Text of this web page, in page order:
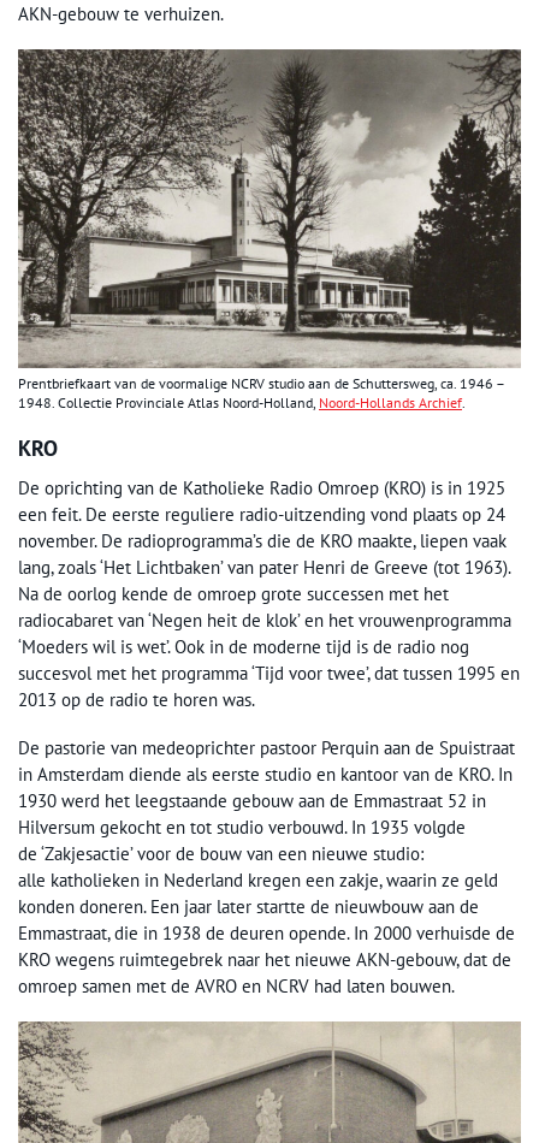
AKN-gebouw te verhuizen.
Prentbriefkaart van de voormalige NCRV studio aan de Schuttersweg, ca. 1946 –
1948. Collectie Provinciale Atlas Noord-Holland, Noord-Hollands Archief
KRO
De oprichting van de Katholieke Radio Omroep (KRO) is in 1925
een feit. De eerste reguliere radio-uitzending vond plaats op 24
november. De radioprogramma’s die de KRO maakte, liepen vaak
lang, zoals ‘Het Lichtbaken’ van pater Henri de Greeve (tot 1963).
Na de oorlog kende de omroep grote successen met het
radiocabaret van ‘Negen heit de klok’ en het vrouwenprogramma
‘Moeders wil is wet’. Ook in de moderne tijd is de radio nog
succesvol met het programma ‘Tijd voor twee’, dat tussen 1995 en
2013 op de radio te horen was.
De pastorie van medeoprichter pastoor Perquin aan de Spuistraat
in Amsterdam diende als eerste studio en kantoor van de KRO. In
1930 werd het leegstaande gebouw aan de Emmastraat 52 in
Hilversum gekocht en tot studio verbouwd. In 1935 volgde
de ‘Zakjesactie’ voor de bouw van een nieuwe studio:
alle katholieken in Nederland kregen een zakje, waarin ze geld
konden doneren. Een jaar later startte de nieuwbouw aan de
Emmastraat, die in 1938 de deuren opende. In 2000 verhuisde de
KRO wegens ruimtegebrek naar het nieuwe AKN-gebouw, dat de
omroep samen met de AVRO en NCRV had laten bouwen.